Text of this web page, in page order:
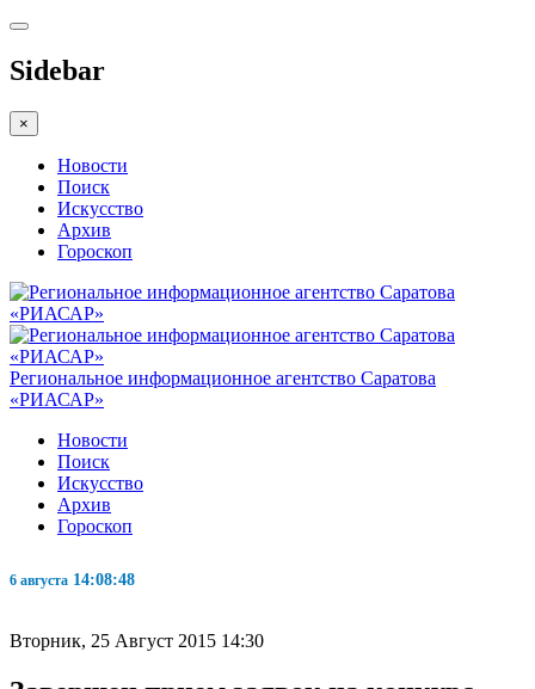
Sidebar
×
Новости
Поиск
Искусство
Архив
Гороскоп
Региональное информационное агентство Саратова
«РИАСАР»
Новости
Поиск
Искусство
Архив
Гороскоп
6 августа 14:08:49
Вторник, 25 Август 2015 14:30